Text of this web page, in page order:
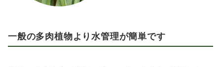
一般の多肉植物より水管理が簡単です